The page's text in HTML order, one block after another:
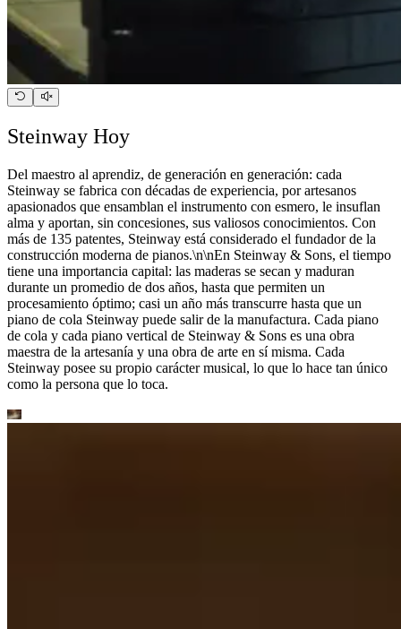
Steinway Hoy
Del maestro al aprendiz, de generación en generación: cada
Steinway se fabrica con décadas de experiencia, por artesanos
apasionados que ensamblan el instrumento con esmero, le insuflan
alma y aportan, sin concesiones, sus valiosos conocimientos. Con
más de 135 patentes, Steinway está considerado el fundador de la
construcción moderna de pianos.\n\nEn Steinway ⁠&⁠ Sons, el tiempo
tiene una importancia capital: las maderas se secan y maduran
durante un promedio de dos años, hasta que permiten un
procesamiento óptimo; casi un año más transcurre hasta que un
piano de cola Steinway puede salir de la manufactura. Cada piano
de cola y cada piano vertical de Steinway ⁠&⁠ Sons es una obra
maestra de la artesanía y una obra de arte en sí misma. Cada
Steinway posee su propio carácter musical, lo que lo hace tan único
como la persona que lo toca.